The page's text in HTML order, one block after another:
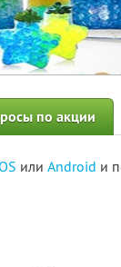
по акции
или Android и